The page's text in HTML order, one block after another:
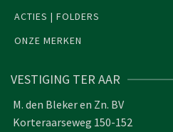
ACTIES | FOLDERS
ONZE MERKEN
VESTIGING TER AAR
M. den Bleker en Zn. BV
Korteraarseweg 150-152